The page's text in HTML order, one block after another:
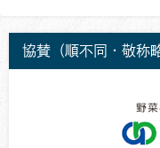
協賛（順不同・敬称略